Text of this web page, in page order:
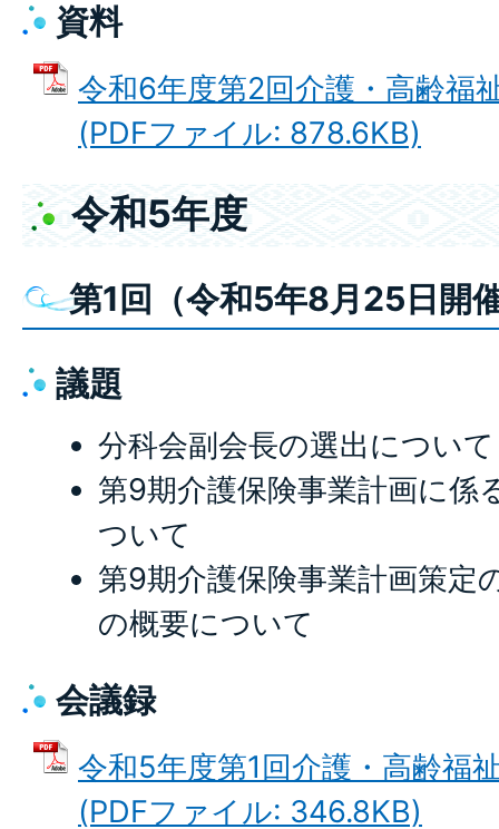
資料
令和6年度第2回介護・高齢福
(PDFファイル: 878.6KB)
令和5年度
第1回（令和5年8月25日開
議題
分科会副会長の選出につい
第9期介護保険事業計画に係
ついて
第9期介護保険事業計画策定
の概要について
会議録
令和5年度第1回介護・高齢福
(PDFファイル: 346.8KB)